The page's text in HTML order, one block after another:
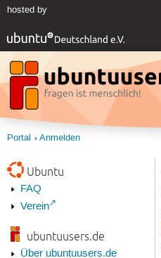
hosted by
Portal Anmelden
Ubuntu
FAQ
Verein
ubuntuusers.de
Über ubuntuusers.de